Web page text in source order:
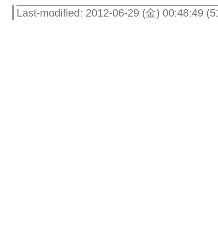
Last-modified: 2012-06-29 (金) 00:48:49